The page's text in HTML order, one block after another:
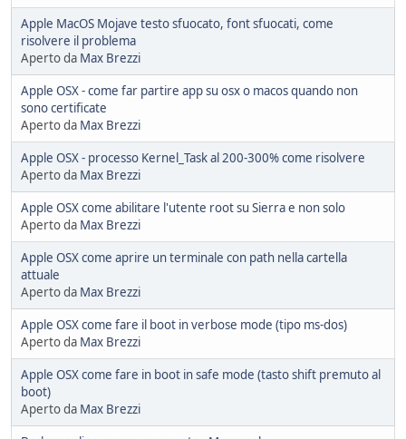
Apple MacOS Mojave testo sfuocato, font sfuocati, come
risolvere il problema
Aperto da Max Brezzi
Apple OSX - come far partire app su osx o macos quando non
sono certificate
Aperto da Max Brezzi
Apple OSX - processo Kernel_Task al 200-300% come risolvere
Aperto da Max Brezzi
Apple OSX come abilitare l'utente root su Sierra e non solo
Aperto da Max Brezzi
Apple OSX come aprire un terminale con path nella cartella
attuale
Aperto da Max Brezzi
Apple OSX come fare il boot in verbose mode (tipo ms-dos)
Aperto da Max Brezzi
Apple OSX come fare in boot in safe mode (tasto shift premuto al
boot)
Aperto da Max Brezzi